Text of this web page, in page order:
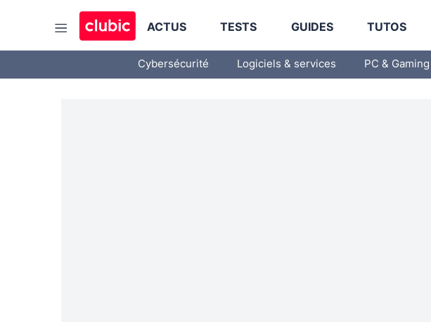
ACTUS TESTS GUIDES TUTOS
Cybersécurité Logiciels & services PC & Gaming